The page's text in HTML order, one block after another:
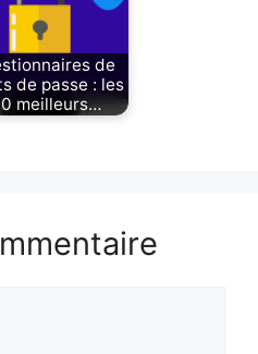
de
de passe : les
meilleurs…